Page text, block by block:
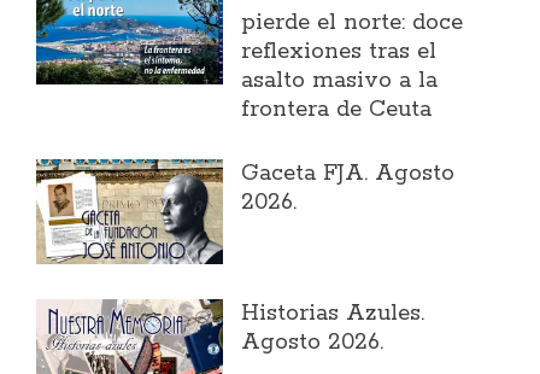
pierde el norte: doce
reflexiones tras el
asalto masivo a la
frontera de Ceuta
Gaceta FJA. Agosto
2026.
Historias Azules.
Agosto 2026.